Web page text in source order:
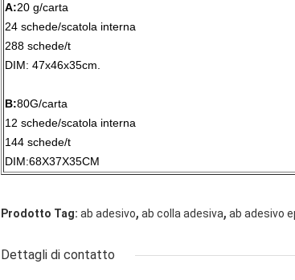
A:20 g/carta
24 schede/scatola interna
288 schede/t
DIM: 47x46x35cm.
B:80G/carta
12 schede/scatola interna
144 schede/t
DIM:68X37X35CM
Prodotto Tag: ab adesivo, ab colla adesiva, ab adesivo
Dettagli di contatto